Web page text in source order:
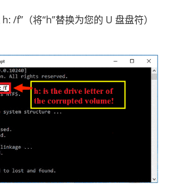
/f”（将“h”替换为您的 U 盘盘符）